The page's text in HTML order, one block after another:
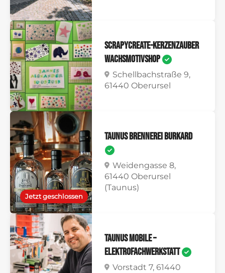
scrapycreate-kerzenzauber
WachsmotivShop
Schellbachstraße 9,
61440 Oberursel
Jetzt geschlossen
Taunus Brennerei Burkard
Weidengasse 8,
61440 Oberursel
(Taunus)
Taunus Mobile –
Elektrofachwerkstatt
Vorstadt 7, 61440